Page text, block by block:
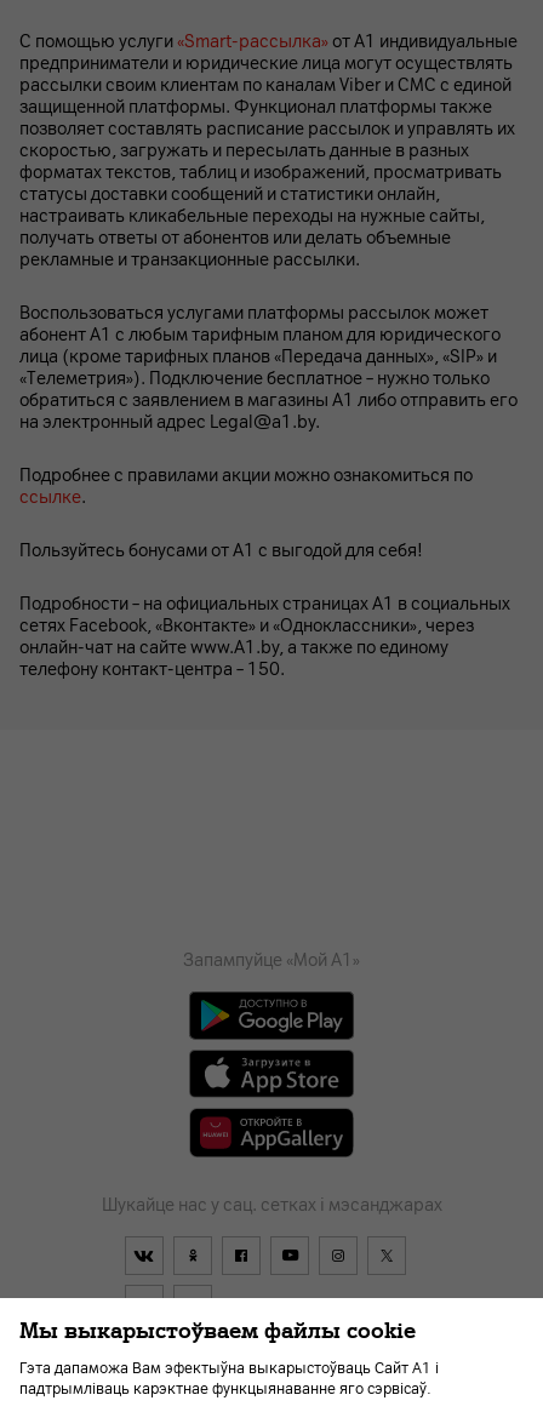
С помощью услуги«Smart-рассылка» от А1 индивидуальные
предприниматели и юридические лица могут осуществлять
рассылки своим клиентам по каналам Viber и СМС с единой
защищенной платформы. Функционал платформы также
позволяет составлять расписание рассылок и управлять их
скоростью, загружать и пересылать данные в разных
форматах текстов, таблиц и изображений, просматривать
статусы доставки сообщений и статистики онлайн,
настраивать кликабельные переходы на нужные сайты,
получать ответы от абонентов или делать объемные
рекламные и транзакционные рассылки.
Воспользоваться услугами платформы рассылок может
абонент А1 с любым тарифным планом для юридического
лица (кроме тарифных планов «Передача данных», «SIP» и
«Телеметрия»). Подключение бесплатное – нужно только
обратиться с заявлением в магазины А1 либо отправить его
на электронный адрес Legal@a1.by.
Подробнее с правилами акции можно ознакомиться по
ссылке.
Пользуйтесь бонусами от А1 с выгодой для себя!
Подробности – на официальных страницах A1 в социальных
сетях Facebook, «Вконтакте» и «Одноклассники», через
онлайн-чат на сайте www.A1.by, а также по единому
телефону контакт-центра – 150.
Запампуйце «Мой А1»
Шукайце нас у сац. сетках і мэсанджарах
Дагавор Пра кампанію Перайсці ў А1
Мы выкарыстоўваем файлы cookie
Гэта дапаможа Вам эфектыўна выкарыстоўваць Сайт А1 і
падтрымліваць карэктнае функцыянаванне яго сэрвісаў.